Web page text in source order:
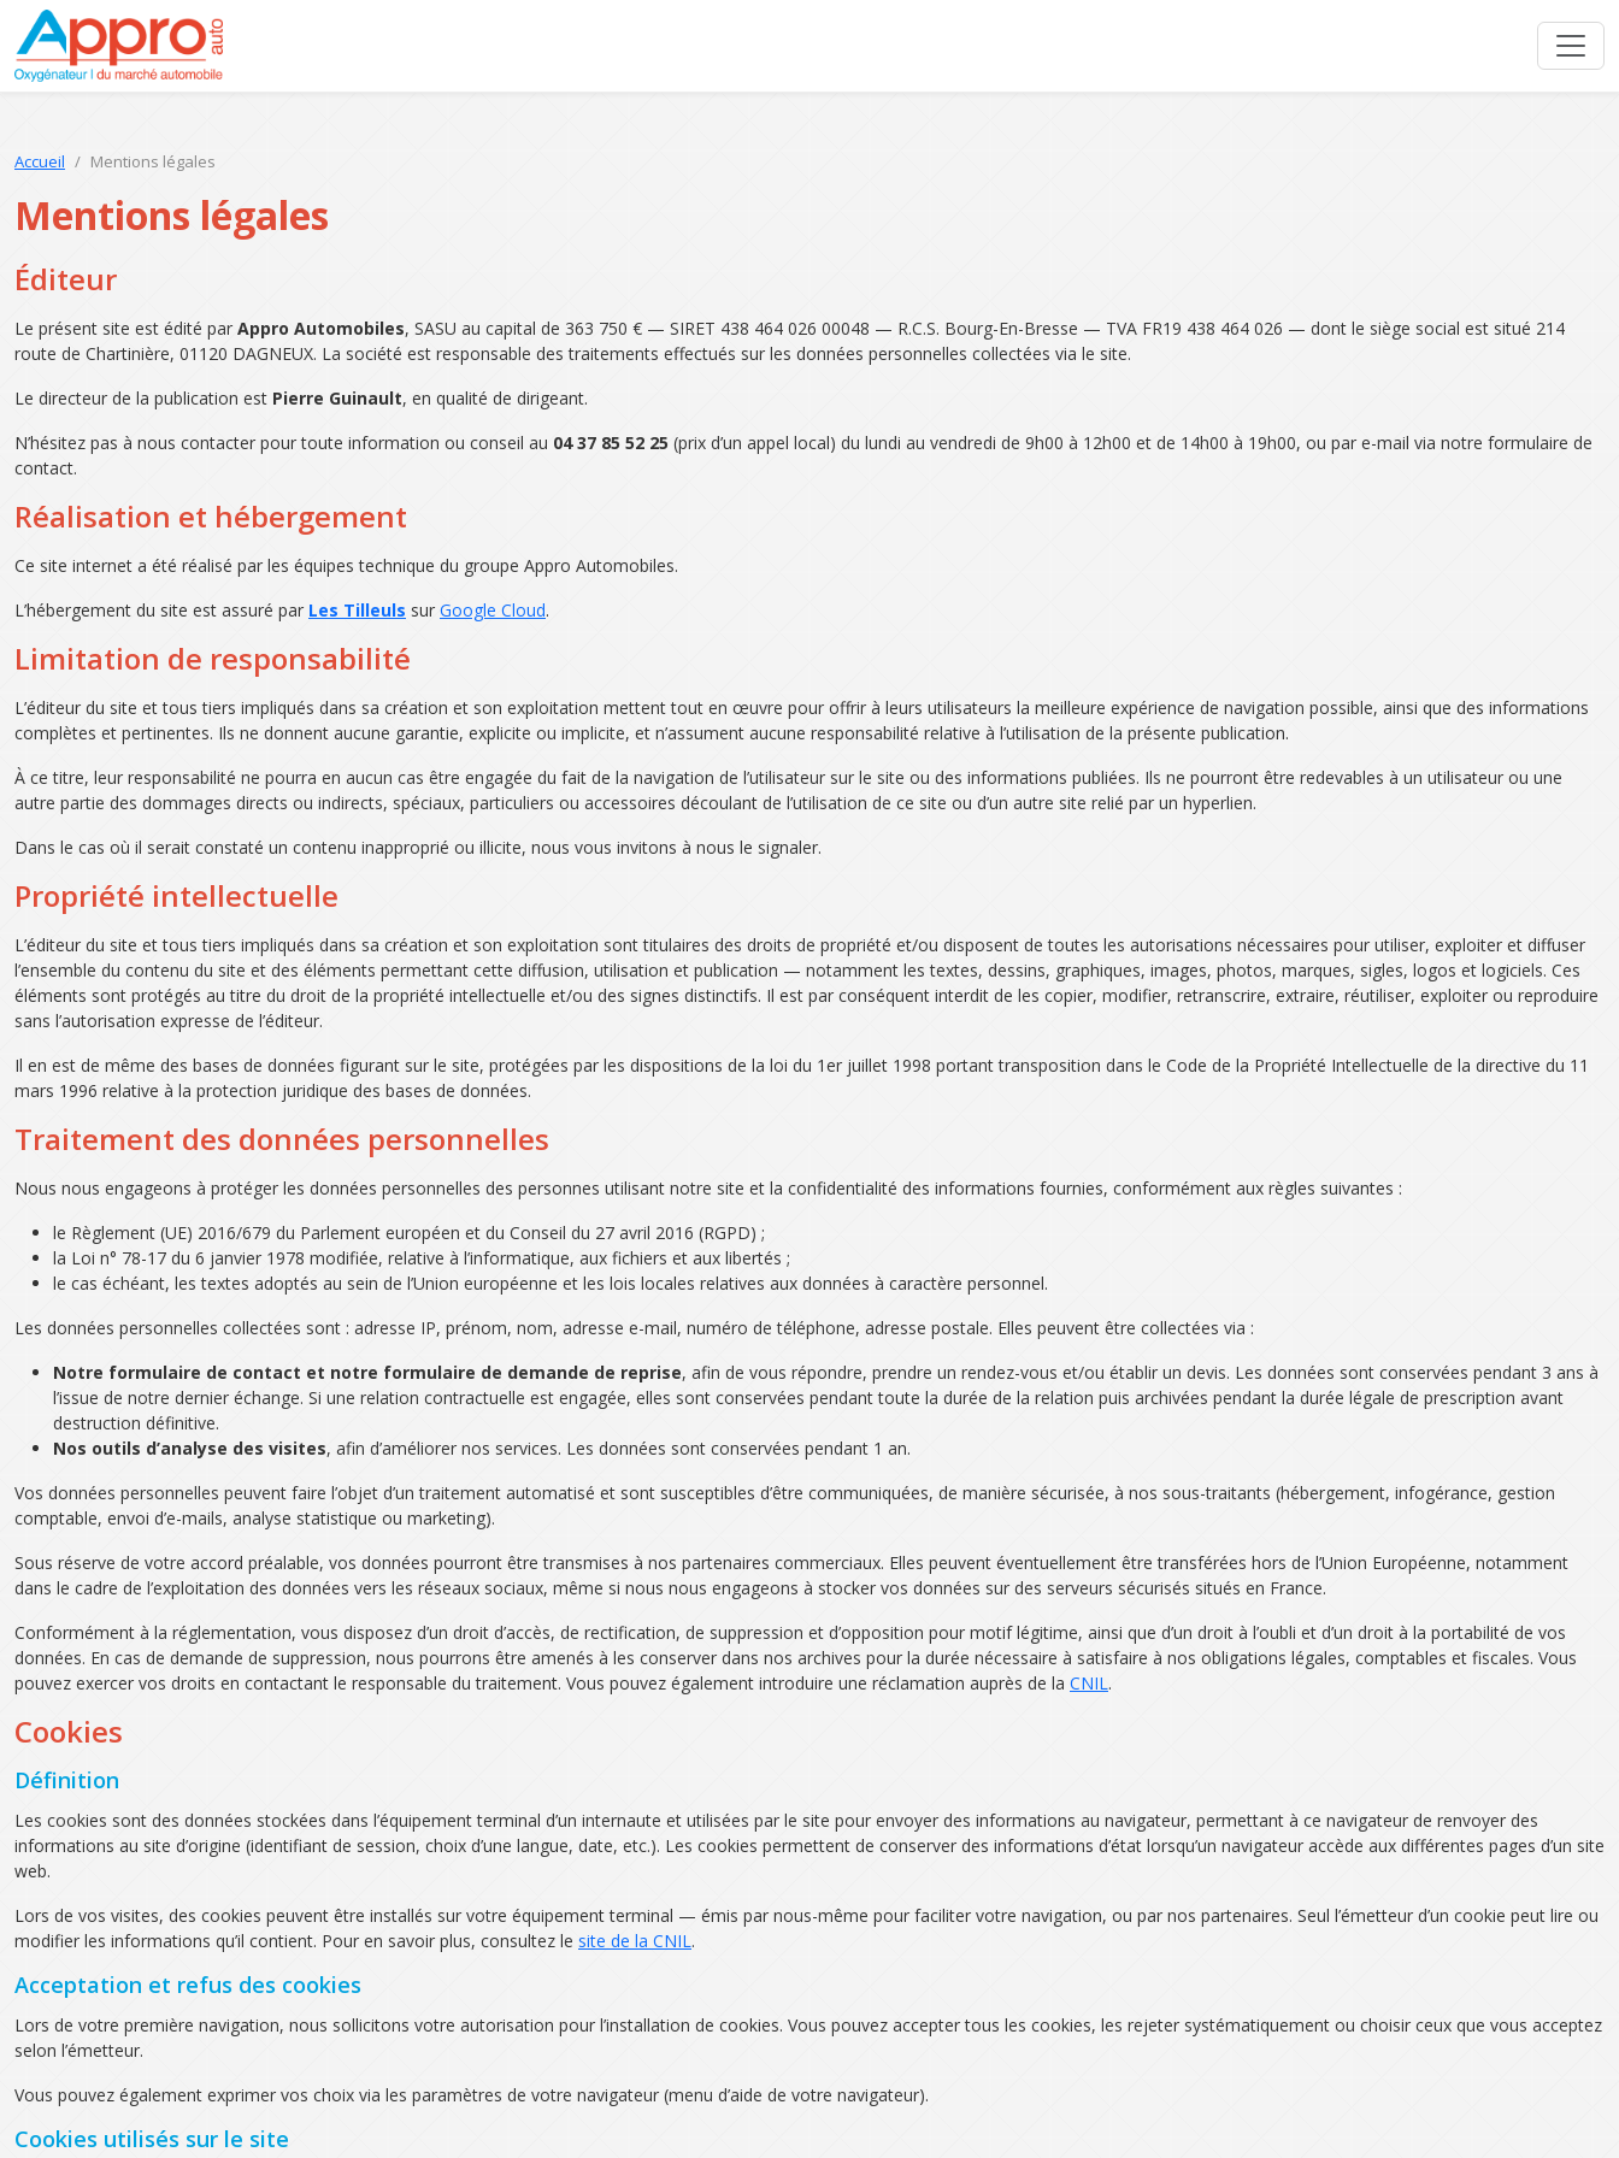
Accueil Mentions légales
Mentions légales
Éditeur
Le présent site est édité par Appro Automobiles, SASU au capital de 363 750 € — SIRET 438 464 026 00048 — R.C.S. Bourg-En-Bresse — TVA FR19 438 464 026 — dont le siège social est situé 214
route de Chartinière, 01120 DAGNEUX. La société est responsable des traitements effectués sur les données personnelles collectées via le site.
Le directeur de la publication est Pierre Guinault, en qualité de dirigeant.
N’hésitez pas à nous contacter pour toute information ou conseil au 04 37 85 52 25 (prix d’un appel local) du lundi au vendredi de 9h00 à 12h00 et de 14h00 à 19h00, ou par e-mail via notre formulaire de
contact.
Réalisation et hébergement
Ce site internet a été réalisé par les équipes technique du groupe Appro Automobiles.
L’hébergement du site est assuré par Les Tilleuls sur Google Cloud.
Limitation de responsabilité
L’éditeur du site et tous tiers impliqués dans sa création et son exploitation mettent tout en œuvre pour offrir à leurs utilisateurs la meilleure expérience de navigation possible, ainsi que des informations
complètes et pertinentes. Ils ne donnent aucune garantie, explicite ou implicite, et n’assument aucune responsabilité relative à l’utilisation de la présente publication.
À ce titre, leur responsabilité ne pourra en aucun cas être engagée du fait de la navigation de l’utilisateur sur le site ou des informations publiées. Ils ne pourront être redevables à un utilisateur ou une
autre partie des dommages directs ou indirects, spéciaux, particuliers ou accessoires découlant de l’utilisation de ce site ou d’un autre site relié par un hyperlien.
Dans le cas où il serait constaté un contenu inapproprié ou illicite, nous vous invitons à nous le signaler.
Propriété intellectuelle
L’éditeur du site et tous tiers impliqués dans sa création et son exploitation sont titulaires des droits de propriété et/ou disposent de toutes les autorisations nécessaires pour utiliser, exploiter et diffuser
l’ensemble du contenu du site et des éléments permettant cette diffusion, utilisation et publication — notamment les textes, dessins, graphiques, images, photos, marques, sigles, logos et logiciels. Ces
éléments sont protégés au titre du droit de la propriété intellectuelle et/ou des signes distinctifs. Il est par conséquent interdit de les copier, modifier, retranscrire, extraire, réutiliser, exploiter ou reproduire
sans l’autorisation expresse de l’éditeur.
Il en est de même des bases de données figurant sur le site, protégées par les dispositions de la loi du 1er juillet 1998 portant transposition dans le Code de la Propriété Intellectuelle de la directive du 11
mars 1996 relative à la protection juridique des bases de données.
Traitement des données personnelles
Nous nous engageons à protéger les données personnelles des personnes utilisant notre site et la confidentialité des informations fournies, conformément aux règles suivantes :
le Règlement (UE) 2016/679 du Parlement européen et du Conseil du 27 avril 2016 (RGPD) ;
la Loi n° 78-17 du 6 janvier 1978 modifiée, relative à l’informatique, aux fichiers et aux libertés ;
le cas échéant, les textes adoptés au sein de l’Union européenne et les lois locales relatives aux données à caractère personnel.
Les données personnelles collectées sont : adresse IP, prénom, nom, adresse e-mail, numéro de téléphone, adresse postale. Elles peuvent être collectées via :
Notre formulaire de contact et notre formulaire de demande de reprise, afin de vous répondre, prendre un rendez-vous et/ou établir un devis. Les données sont conservées pendant 3 ans à
l’issue de notre dernier échange. Si une relation contractuelle est engagée, elles sont conservées pendant toute la durée de la relation puis archivées pendant la durée légale de prescription avant
destruction définitive.
Nos outils d’analyse des visites, afin d’améliorer nos services. Les données sont conservées pendant 1 an.
Vos données personnelles peuvent faire l’objet d’un traitement automatisé et sont susceptibles d’être communiquées, de manière sécurisée, à nos sous-traitants (hébergement, infogérance, gestion
comptable, envoi d’e-mails, analyse statistique ou marketing).
Sous réserve de votre accord préalable, vos données pourront être transmises à nos partenaires commerciaux. Elles peuvent éventuellement être transférées hors de l’Union Européenne, notamment
dans le cadre de l’exploitation des données vers les réseaux sociaux, même si nous nous engageons à stocker vos données sur des serveurs sécurisés situés en France.
Conformément à la réglementation, vous disposez d’un droit d’accès, de rectification, de suppression et d’opposition pour motif légitime, ainsi que d’un droit à l’oubli et d’un droit à la portabilité de vos
données. En cas de demande de suppression, nous pourrons être amenés à les conserver dans nos archives pour la durée nécessaire à satisfaire à nos obligations légales, comptables et fiscales. Vous
pouvez exercer vos droits en contactant le responsable du traitement. Vous pouvez également introduire une réclamation auprès de la CNIL.
Cookies
Définition
Les cookies sont des données stockées dans l’équipement terminal d’un internaute et utilisées par le site pour envoyer des informations au navigateur, permettant à ce navigateur de renvoyer des
informations au site d’origine (identifiant de session, choix d’une langue, date, etc.). Les cookies permettent de conserver des informations d’état lorsqu’un navigateur accède aux différentes pages d’un site
web.
Lors de vos visites, des cookies peuvent être installés sur votre équipement terminal — émis par nous-même pour faciliter votre navigation, ou par nos partenaires. Seul l’émetteur d’un cookie peut lire ou
modifier les informations qu’il contient. Pour en savoir plus, consultez le site de la CNIL.
Acceptation et refus des cookies
Lors de votre première navigation, nous sollicitons votre autorisation pour l’installation de cookies. Vous pouvez accepter tous les cookies, les rejeter systématiquement ou choisir ceux que vous acceptez
selon l’émetteur.
Vous pouvez également exprimer vos choix via les paramètres de votre navigateur (menu d’aide de votre navigateur).
Cookies utilisés sur le site